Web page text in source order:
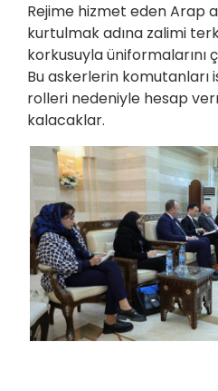
Rejime hizmet eden Arap
kurtulmak adına zalimi
korkusuyla üniformalarını
Bu askerlerin komutanları
rolleri nedeniyle hesap
kalacaklar.